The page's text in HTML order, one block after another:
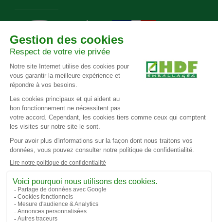
F-588
NIMP 15
Agrément
préfectoral
Certification
Ecovadis
RÉSEAUX SOCIAUX
Protection des données personnelles
Mentions légales